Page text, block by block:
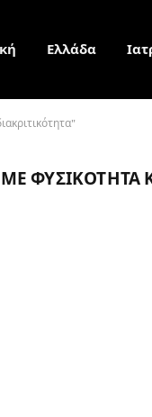
Ελλάδα
ΦΥΣΙΚΌΤΗΤΑ